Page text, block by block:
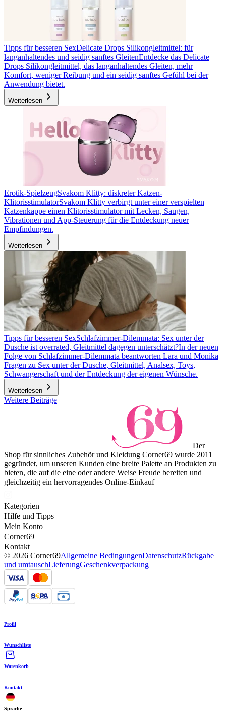
Tipps für besseren SexDelicate Drops Silikongleitmittel: für
langanhaltendes und seidig sanftes GleitenEntdecke das Delicate
Drops Silikongleitmittel, das langanhaltendes Gleiten, mehr
Komfort, weniger Reibung und ein seidig sanftes Gefühl bei der
Anwendung bietet.
Weiterlesen
Erotik-SpielzeugSvakom Klitty: diskreter Katzen-
KlitorisstimulatorSvakom Klitty verbirgt unter einer verspielten
Katzenkappe einen Klitorisstimulator mit Lecken, Saugen,
Vibrationen und App-Steuerung für die Entdeckung neuer
Empfindungen.
Weiterlesen
Tipps für besseren SexSchlafzimmer-Dilemmata: Sex unter der
Dusche ist overrated, Gleitmittel dagegen unterschätzt?In der neuen
Folge von Schlafzimmer-Dilemmata beantworten Lara und Monika
Fragen zu Sex unter der Dusche, Gleitmittel, Analsex, Toys,
Schwangerschaft und der Entdeckung der eigenen Wünsche.
Weiterlesen
Weitere Beiträge
Der
Shop für sinnliches Zubehör und Kleidung Corner69 wurde 2011
gegründet, um unseren Kunden eine breite Palette an Produkten zu
bieten, die auf die eine oder andere Weise Freude bereiten und
gleichzeitig ein hervorragendes Online-Einkauf
Kategorien
Hilfe und Tipps
Mein Konto
Corner69
Kontakt
© 2026 Corner69Allgemeine BedingungenDatenschutzRückgabe
und umtauschLieferungGeschenkverpackung
Profil
Wunschliste
Warenkorb
Kontakt
Sprache